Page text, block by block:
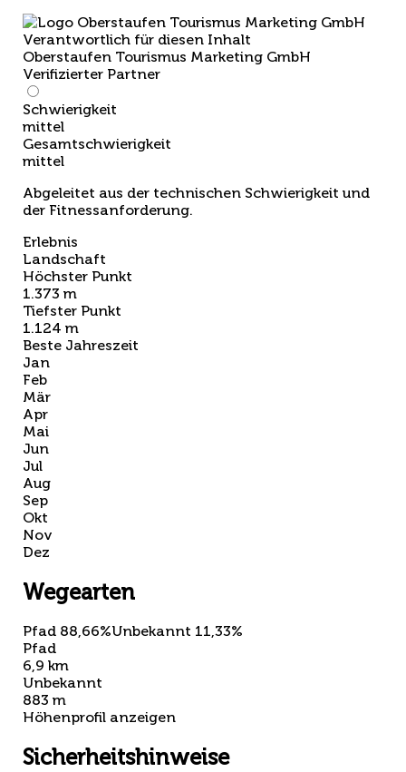
Verantwortlich für diesen Inhalt
Oberstaufen Tourismus Marketing GmbH
Verifizierter Partner
Schwierigkeit
mittel
Gesamtschwierigkeit
mittel
Abgeleitet aus der technischen Schwierigkeit und
der Fitnessanforderung.
Erlebnis
Landschaft
Höchster Punkt
1.373 m
Tiefster Punkt
1.124 m
Beste Jahreszeit
Jan
Feb
Mär
Apr
Mai
Jun
Jul
Aug
Sep
Okt
Nov
Dez
Wegearten
Pfad 88,66%Unbekannt 11,33%
Pfad
6,9 km
Unbekannt
883 m
Höhenprofil anzeigen
Sicherheitshinweise